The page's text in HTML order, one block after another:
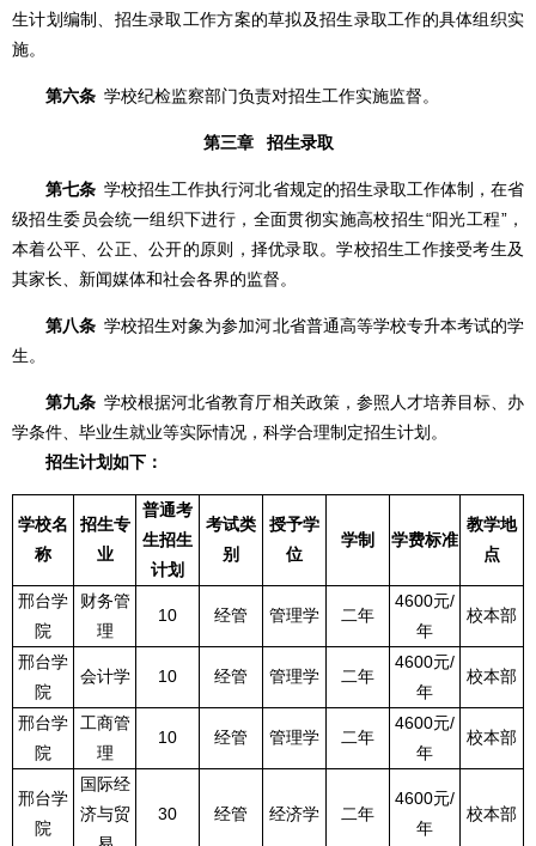
生计划编制、招生录取工作方案的草拟及招生录取工作的具体组织实
施。
第六条 学校纪检监察部门负责对招生工作实施监督。
第三章 招生录取
第七条 学校招生工作执行河北省规定的招生录取工作体制，在省
级招生委员会统一组织下进行，全面贯彻实施高校招生“阳光工程”，
本着公平、公正、公开的原则，择优录取。学校招生工作接受考生及
其家长、新闻媒体和社会各界的监督。
第八条 学校招生对象为参加河北省普通高等学校专升本考试的学
生。
第九条 学校根据河北省教育厅相关政策，参照人才培养目标、办
学条件、毕业生就业等实际情况，科学合理制定招生计划。
招生计划如下：
学校名
称
招生专
业
普通考
生招生
计划
考试类
别
授予学
位
学制 学费标准
教学地
点
邢台学
院
财务管
理
10 经管 管理学 二年
4600元/
年
校本部
邢台学
院
会计学 10 经管 管理学 二年
4600元/
年
校本部
邢台学
院
工商管
理
10 经管 管理学 二年
4600元/
年
校本部
邢台学
院
国际经
济与贸
30 经管 经济学 二年
4600元/
年
校本部